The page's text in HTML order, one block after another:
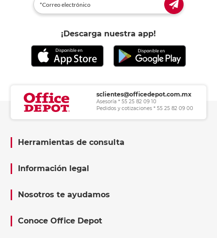
¡Descarga nuestra app!
sclientes@officedepot.com.mx
Asesoría * 55 25 82 09 10
Pedidos y cotizaciones * 55 25 82 09 00
Herramientas de consulta
Información legal
Nosotros te ayudamos
Conoce Office Depot